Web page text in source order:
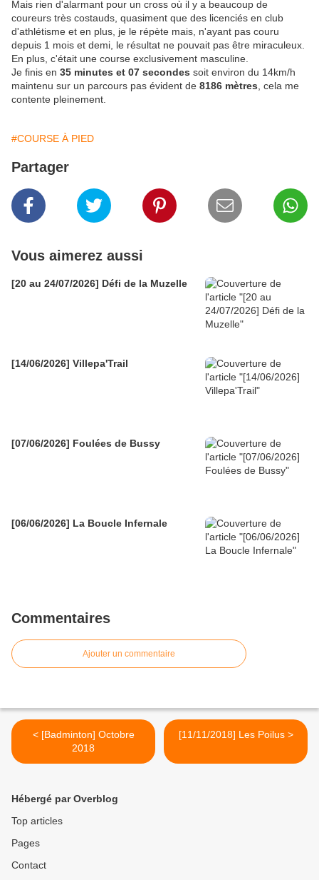
Mais rien d'alarmant pour un cross où il y a beaucoup de
coureurs très costauds, quasiment que des licenciés en club
d'athlétisme et en plus, je le répète mais, n'ayant pas couru
depuis 1 mois et demi, le résultat ne pouvait pas être miraculeux.
En plus, c'était une course exclusivement masculine.
Je finis en 35 minutes et 07 secondes soit environ du 14km/h
maintenu sur un parcours pas évident de 8186 mètres , cela me
contente pleinement.
#COURSE À PIED
Partager
Vous aimerez aussi
[20 au 24/07/2026] Défi de la Muzelle
[14/06/2026] Villepa'Trail
[07/06/2026] Foulées de Bussy
[06/06/2026] La Boucle Infernale
Commentaires
Ajouter un commentaire
< [Badminton] Octobre
2018
[11/11/2018] Les Poilus >
Hébergé par Overblog
Top articles
Pages
Contact